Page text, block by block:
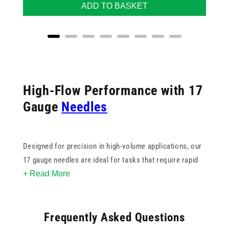
ADD TO BASKET
High-Flow Performance with 17
Gauge Needles
Designed for precision in high-volume applications, our
17 gauge needles are ideal for tasks that require rapid
fluid transfer or thicker solutions. Their wide bore and
use, where efficiency and durability are essential.
+ Read More
Frequently Asked Questions